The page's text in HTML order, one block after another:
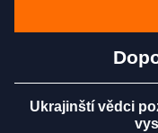
Ukrajinští vědci